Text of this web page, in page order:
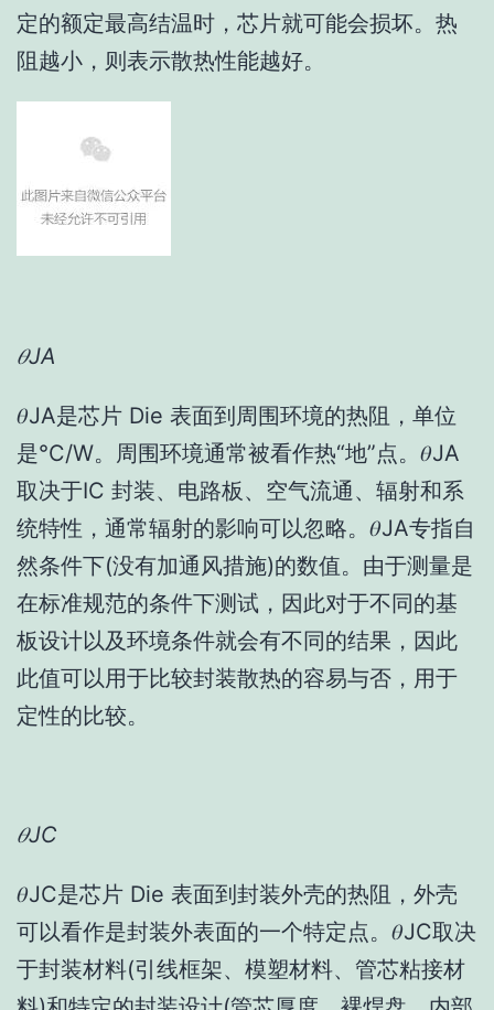
定的额定最高结温时，芯片就可能会损坏。热
阻越小，则表示散热性能越好。
𝜃JA
𝜃JA是芯片 Die 表面到周围环境的热阻，单位
是°C/W。周围环境通常被看作热“地”点。𝜃JA
取决于IC 封装、电路板、空气流通、辐射和系
统特性，通常辐射的影响可以忽略。𝜃JA专指自
然条件下(没有加通风措施)的数值。由于测量是
在标准规范的条件下测试，因此对于不同的基
板设计以及环境条件就会有不同的结果，因此
此值可以用于比较封装散热的容易与否，用于
定性的比较。
𝜃JC
𝜃JC是芯片 Die 表面到封装外壳的热阻，外壳
可以看作是封装外表面的一个特定点。𝜃JC取决
于封装材料(引线框架、模塑材料、管芯粘接材